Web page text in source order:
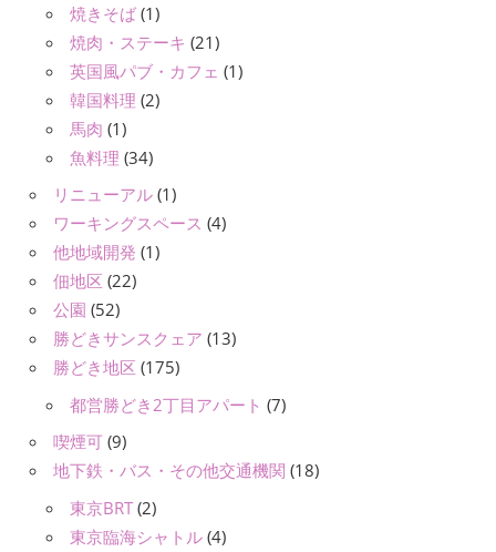
焼きそば (1)
焼肉・ステーキ (21)
英国風パブ・カフェ (1)
韓国料理 (2)
馬肉 (1)
魚料理 (34)
リニューアル (1)
ワーキングスペース (4)
他地域開発 (1)
佃地区 (22)
公園 (52)
勝どきサンスクェア (13)
勝どき地区 (175)
都営勝どき2丁目アパート (7)
喫煙可 (9)
地下鉄・バス・その他交通機関 (18)
東京BRT (2)
東京臨海シャトル (4)